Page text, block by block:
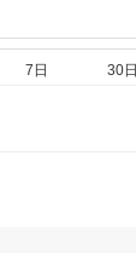
7日 30日